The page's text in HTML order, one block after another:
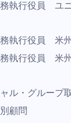
執行役員 ユ
務執行役員 米
務執行役員 米
ル・グループ
顧問